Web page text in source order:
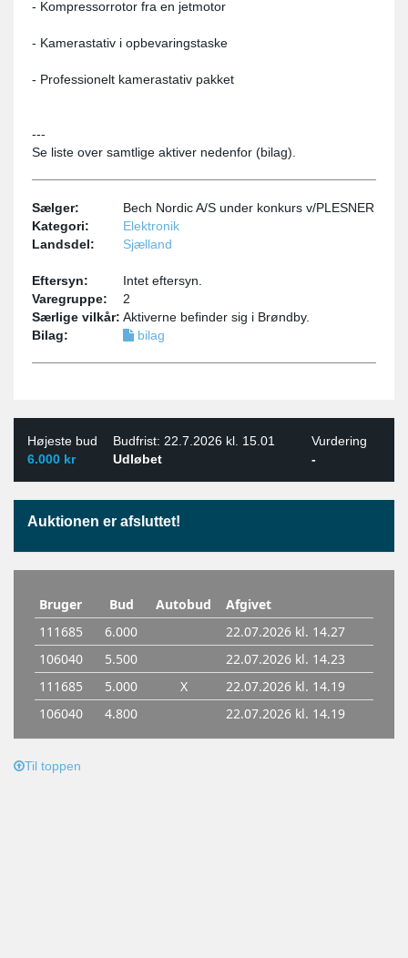
- Kompressorrotor fra en jetmotor
- Kamerastativ i opbevaringstaske
- Professionelt kamerastativ pakket
---
Se liste over samtlige aktiver nedenfor (bilag).
Sælger:
Bech Nordic A/S under konkurs v/PLESNER
Kategori:
Elektronik
Landsdel:
Sjælland
Eftersyn:
Intet eftersyn.
Varegruppe:
2
Særlige vilkår: Aktiverne befinder sig i Brøndby.
Bilag:
bilag
Højeste bud Budfrist: 22.7.2026 kl. 15.01
Vurdering
6.000 kr
Udløbet -
Auktionen er afsluttet!
Til toppen